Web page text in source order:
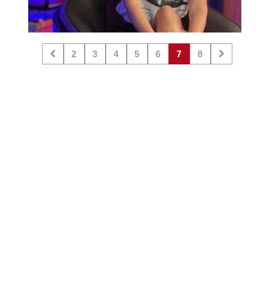
2 3 4 5 6 7 8